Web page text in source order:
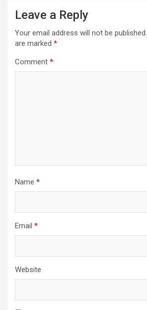
Leave a Reply
Your email address will not be published.
are marked *
Comment *
Name *
Email *
Website